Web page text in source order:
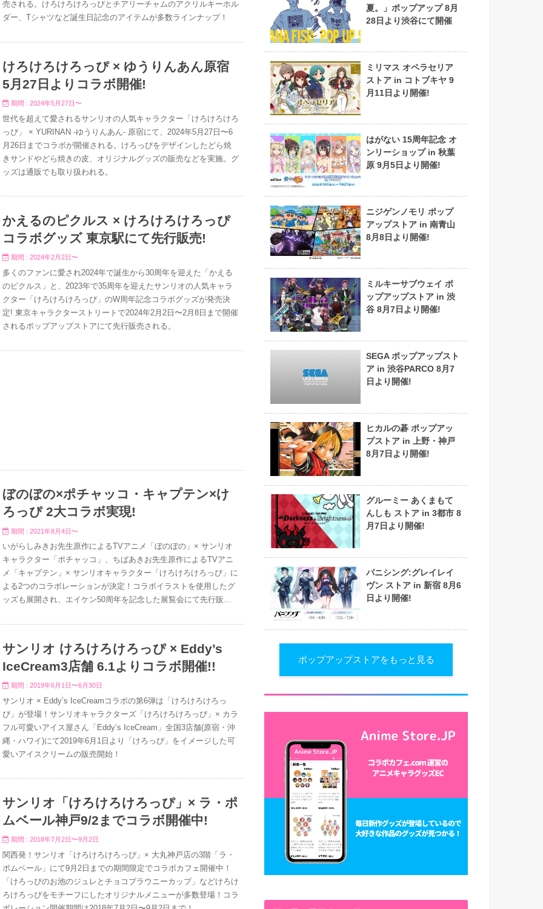
売される。けろけろけろっぴとチアリーチャムのアクリルキーホル
ダー、Tシャツなど誕生日記念のアイテムが多数ラインナップ！
けろけろけろっぴ × ゆうりんあん原宿
5月27日よりコラボ開催!
期間 : 2024年5月27日〜
世代を超えて愛されるサンリオの人気キャラクター「けろけろけろ
っぴ」 × YURINAN -ゆうりんあん- 原宿にて、2024年5月27日〜6
月26日までコラボが開催される。けろっぴをデザインしたどら焼
きサンドやどら焼きの皮、オリジナルグッズの販売などを実施。グ
ッズは通販でも取り扱われる。
かえるのピクルス × けろけろけろっぴ
コラボグッズ 東京駅にて先行販売!
期間 : 2024年2月2日〜
多くのファンに愛され2024年で誕生から30周年を迎えた「かえる
のピクルス」と、2023年で35周年を迎えたサンリオの人気キャラ
クター「けろけろけろっぴ」のW周年記念コラボグッズが発売決
定! 東京キャラクターストリートで2024年2月2日〜2月8日まで開催
されるポップアップストアにて先行販売される。
ぼのぼの×ポチャッコ・キャプテン×け
ろっぴ 2大コラボ実現!
期間 : 2021年8月4日〜
いがらしみきお先生原作によるTVアニメ「ぼのぼの」× サンリオ
キャラクター「ポチャッコ」、ちばあきお先生原作によるTVアニ
メ「キャプテン」× サンリオキャラクター「けろけろけろっぴ」に
よる2つのコラボレーションが決定！コラボイラストを使用したグ
ッズも展開され、エイケン50周年を記念した展覧会にて先行販売
サンリオ けろけろけろっぴ × Eddy’s
IceCream3店舗 6.1よりコラボ開催!!
期間 : 2019年6月1日〜6月30日
サンリオ × Eddy’s IceCreamコラボの第6弾は「けろけろけろっ
ぴ」が登場！サンリオキャラクターズ「けろけろけろっぴ」× カラ
フル可愛いアイス屋さん「Eddy’s IceCream」全国3店舗(原宿・沖
縄・ハワイ)にて2019年6月1日より「けろっぴ」をイメージした可
愛いアイスクリームの販売開始！
サンリオ「けろけろけろっぴ」× ラ・ポ
ムベール神戸9/2までコラボ開催中!
期間 : 2018年7月2日〜9月2日
関西発！サンリオ「けろけろけろっぴ」× 大丸神戸店の3階「ラ・
ポムベール」にて9月2日までの期間限定でコラボカフェ開催中！
「けろっぴのお池のジュレとチョコブラウニーカップ」などけろけ
ろけろっぴをモチーフにしたオリジナルメニューが多数登場！コラ
夏。」ポップアップ 8月
28日より渋谷にて開催
ミリマス オペラセリア
ストア in コトブキヤ 9
月11日より開催!
はがない 15周年記念 オ
ンリーショップ in 秋葉
原 9月5日より開催!
ニジゲンノモリ ポップ
アップストア in 南青山
8月8日より開催!
ミルキーサブウェイ ポ
ップアップストア in 渋
谷 8月7日より開催!
SEGA ポップアップスト
ア in 渋谷PARCO 8月7
日より開催!
ヒカルの碁 ポップアッ
プストア in 上野・神戸
8月7日より開催!
グルーミー あくまもて
んしも ストア in 3都市 8
月7日より開催!
パニシング:グレイレイ
ヴン ストア in 新宿 8月6
日より開催!
ポップアップストアをもっと見る